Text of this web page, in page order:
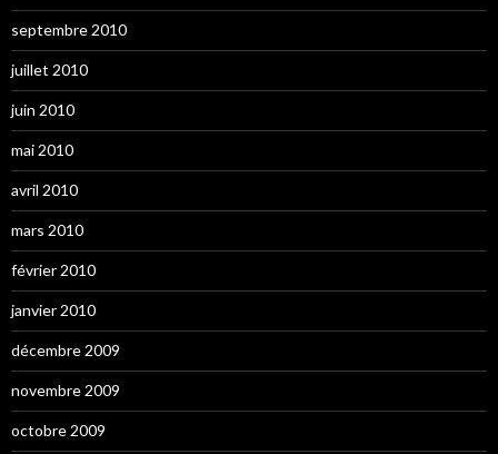
septembre 2010
juillet 2010
juin 2010
mai 2010
avril 2010
mars 2010
février 2010
janvier 2010
décembre 2009
novembre 2009
octobre 2009